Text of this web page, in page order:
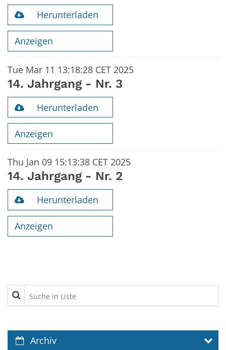
Herunterladen
Anzeigen
Tue Mar 11 13:18:28 CET 2025
14. Jahrgang - Nr. 3
Herunterladen
Anzeigen
Thu Jan 09 15:13:38 CET 2025
14. Jahrgang - Nr. 2
Herunterladen
Anzeigen
Suche in Liste
Archiv